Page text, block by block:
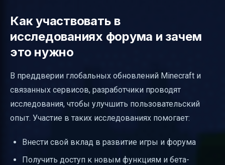
Как участвовать в
исследованиях форума и зачем
это нужно
В преддверии глобальных обновлений Minecraft и
связанных сервисов, разработчики проводят
исследования, чтобы улучшить пользовательский
опыт. Участие в таких исследованиях помогает:
Внести свой вклад в развитие игры и форума
Получить доступ к новым функциям и бета-